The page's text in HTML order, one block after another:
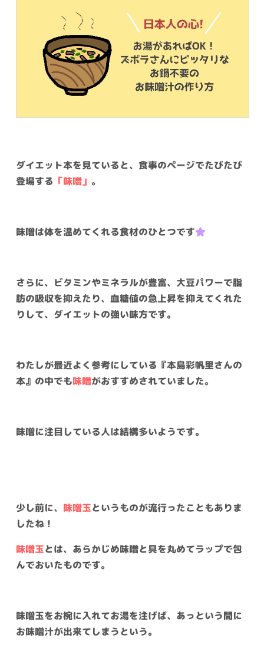
ダイエット本を見ていると、食事のページでたびたび
登場する 「味噌」 。
味噌は体を温めてくれる食材のひとつです
さらに、ビタミンやミネラルが豊富、大豆パワーで脂
肪の吸収を抑えたり、血糖値の急上昇を抑えてくれた
りして、ダイエットの強い味方です。
わたしが最近よく参考にしている『本島彩帆里さんの
本』の中でも味噌がおすすめされていました。
味噌に注目している人は結構多いようです。
少し前に、 味噌玉というものが流行ったこともありま
したね！
味噌玉とは、あらかじめ味噌と具を丸めてラップで包
んでおいたものです。
味噌玉をお椀に入れてお湯を注げば、あっという間に
お味噌汁が出来てしまうという。